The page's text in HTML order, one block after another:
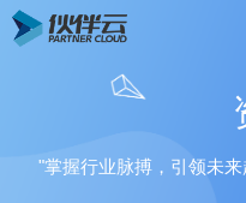
"掌握行业脉搏，引领未